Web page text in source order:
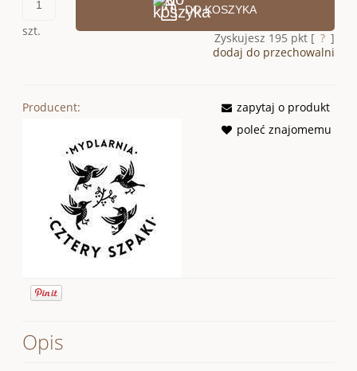
szt.
DO KOSZYKA
Zyskujesz 195 pkt [ ? ]
dodaj do przechowalni
Producent:
zapytaj o produkt
poleć znajomemu
Opis